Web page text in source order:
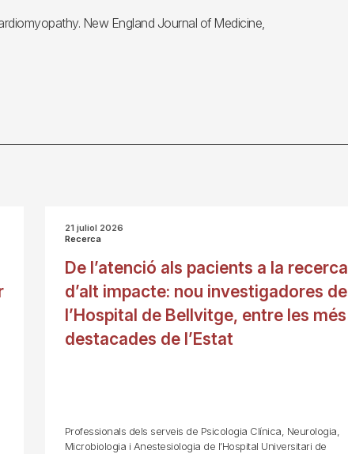
New England Journal of Medicine,
21 juliol 2026
Recerca
De l’atenció als pacients a la recerca
d’alt impacte: nou investigadores de
l’Hospital de Bellvitge, entre les més
destacades de l’Estat
Professionals dels serveis de Psicologia Clínica, Neurologia,
Microbiologia i Anestesiologia de l’Hospital Universitari de